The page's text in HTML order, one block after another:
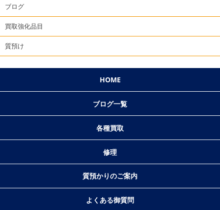
ブログ
買取強化品目
質預け
HOME
ブログ一覧
各種買取
修理
質預かりのご案内
よくある御質問